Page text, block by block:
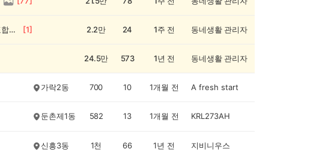
💰[당첨자 발표] 우리 동네 썰전 12회차 당첨자를 발표합니다! [1] 2.2만 24 1주 전 동네생활 관리자
24.5만 573 1년 전 동네생활 관리자
가락2동 700 10 1개월 전 A fresh start
둔촌제1동 582 13 1개월 전 KRL273AH
신흥3동 1천 66 1년 전 지비니우스